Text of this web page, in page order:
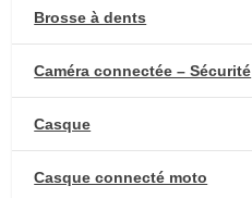
Brosse à dents
Caméra connectée – Sécurité
Casque
Casque connecté moto